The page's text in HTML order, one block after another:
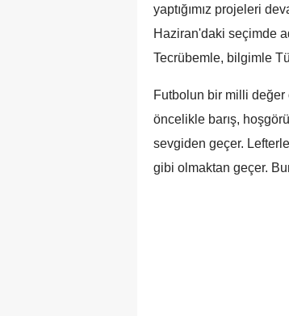
yaptığımız projeleri
Haziran'daki seçimde
Tecrübemle, bilgimle
Futbolun bir milli
öncelikle barış,
sevgiden geçer.
gibi olmaktan geçer.